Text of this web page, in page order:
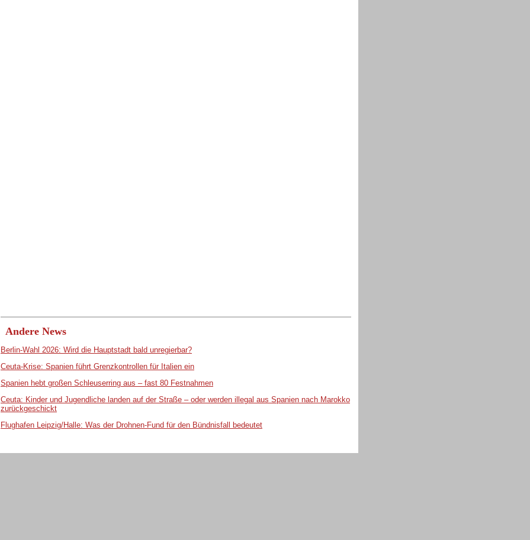
Andere News
Berlin-Wahl 2026: Wird die Hauptstadt bald unregierbar?
Ceuta-Krise: Spanien führt Grenzkontrollen für Italien ein
Spanien hebt großen Schleuserring aus – fast 80 Festnahmen
Ceuta: Kinder und Jugendliche landen auf der Straße – oder werden illegal aus Spanien nach Marokko
zurückgeschickt
Flughafen Leipzig/Halle: Was der Drohnen-Fund für den Bündnisfall bedeutet